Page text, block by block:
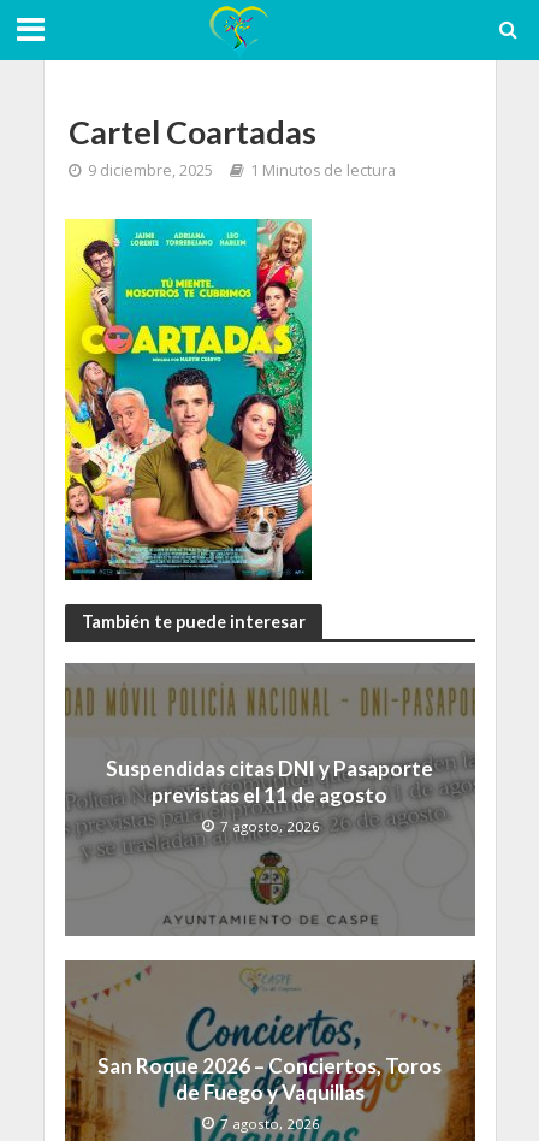
Cartel Coartadas
9 diciembre, 2025 1 Minutos de lectura
También te puede interesar
Suspendidas citas DNI y Pasaporte
previstas el 11 de agosto
7 agosto, 2026
San Roque 2026 – Conciertos, Toros
de Fuego y Vaquillas
7 agosto, 2026